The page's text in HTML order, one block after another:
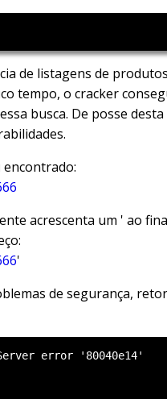
de listagens de
tempo, o cracker
busca. De posse desta
acrescenta um ' ao
'
de segurança,
error '80040e14'